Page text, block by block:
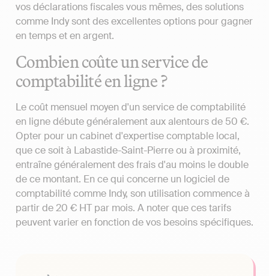
vos déclarations fiscales vous mêmes, des solutions
comme Indy sont des excellentes options pour gagner
en temps et en argent.
Combien coûte un service de
comptabilité en ligne ?
Le coût mensuel moyen d'un service de comptabilité
en ligne débute généralement aux alentours de 50 €.
Opter pour un cabinet d'expertise comptable local,
que ce soit à Labastide-Saint-Pierre ou à proximité,
entraîne généralement des frais d'au moins le double
de ce montant. En ce qui concerne un logiciel de
comptabilité comme Indy, son utilisation commence à
partir de 20 € HT par mois. A noter que ces tarifs
peuvent varier en fonction de vos besoins spécifiques.